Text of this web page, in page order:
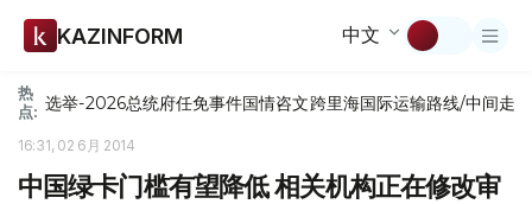
KAZINFORM 中文
热
点: 选举-2026总统府任免事件国情咨文跨里海国际运输路线/中间走廊
16:31, 02 6月 2014
中国绿卡门槛有望降低 相关机构正在修改审